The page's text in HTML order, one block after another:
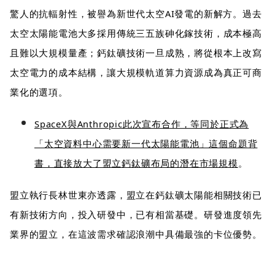
驚人的抗輻射性，被譽為新世代太空AI發電的新解方。過去
太空太陽能電池大多採用傳統三五族砷化鎵技術，成本極高
且難以大規模量產；鈣鈦礦技術一旦成熟，將從根本上改寫
太空電力的成本結構，讓大規模軌道算力資源成為真正可商
業化的選項。
SpaceX與Anthropic此次宣布合作，等同於正式為
「太空資料中心需要新一代太陽能電池」這個命題背
書，直接放大了盟立鈣鈦礦布局的潛在市場規模 。
盟立執行長林世東亦透露，盟立在鈣鈦礦太陽能相關技術已
有新技術方向，投入研發中，已有相當基礎。研發進度領先
業界的盟立，在這波需求確認浪潮中具備最強的卡位優勢。